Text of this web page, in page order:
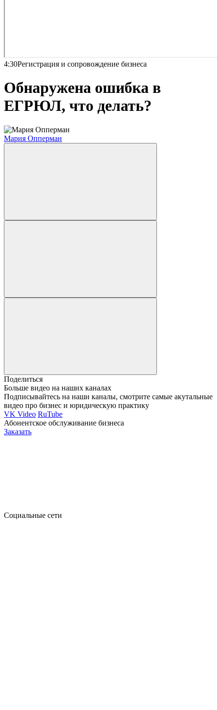
4:30Регистрация и сопровождение бизнеса
Обнаружена ошибка в
ЕГРЮЛ, что делать?
Мария Опперман
Поделиться
Больше видео на наших каналах
Подписывайтесь на наши каналы, смотрите самые акутальные
видео про бизнес и юридическую практику
VK Video RuTube
Абонентское обслуживание бизнеса
Заказать
Социальные сети